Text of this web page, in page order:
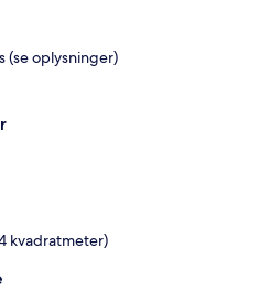
(se oplysninger)
kvadratmeter)